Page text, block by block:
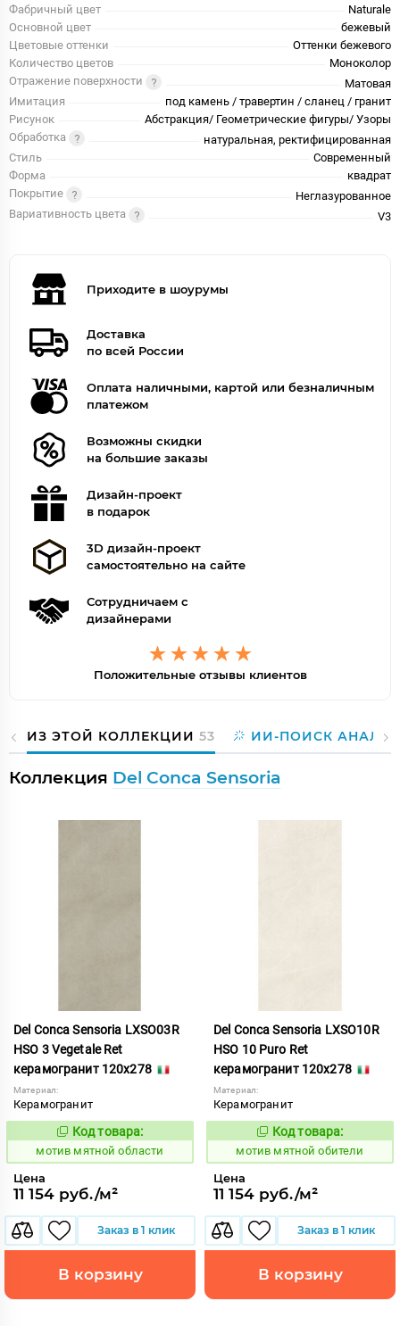
Фабричный цвет
Naturale
Основной цвет
бежевый
Цветовые оттенки
Оттенки бежевого
Количество цветов
Моноколор
Отражение поверхности
Матовая
Имитация
под камень / травертин / сланец / гранит
Рисунок
Абстракция/ Геометрические фигуры/ Узоры
Обработка
натуральная, ректифицированная
Стиль
Современный
Форма
квадрат
Покрытие
Неглазурованное
Вариативность цвета
V3
Приходите в шоурумы
Доставка
по всей России
Оплата наличными, картой или безналичным
платежом
Возможны скидки
на большие заказы
Дизайн-проект
в подарок
3D дизайн-проект
самостоятельно на сайте
Сотрудничаем с
дизайнерами
Положительные отзывы клиентов
ИЗ ЭТОЙ КОЛЛЕКЦИИ 53 ИИ-ПОИСК
Коллекция Del Conca Sensoria
Del Conca Sensoria LXSO03R
HSO 3 Vegetale Ret
керамогранит 120x278
Материал:
Керамогранит
1039063
Код товара:
мотив мятной области
Цена
11 154 руб./м²
Заказ в 1 клик
В корзину
Del Conca Sensoria LXSO10R
HSO 10 Puro Ret
керамогранит 120x278
Материал:
Керамогранит
1039062
Код товара:
мотив мятной обители
Цена
11 154 руб./м²
Заказ в 1 клик
В корзину